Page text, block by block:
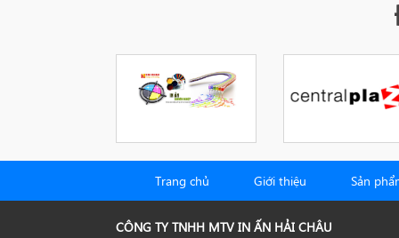
Trang chủ Giới thiệu Sản
CÔNG TY TNHH MTV IN ẤN HẢI CHÂU